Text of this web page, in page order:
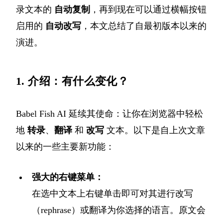
录文本的 自动复制 ，再到现在可以通过横幅按钮
启用的 自动改写 ，本文总结了自最初版本以来的
演进。
1. 介绍：有什么变化？
Babel Fish AI 延续其使命：让你在浏览器中轻松
地 转录、 翻译 和 改写 文本。以下是自上次文章
以来的一些主要新功能：
强大的右键菜单：
在选中文本上右键单击即可对其进行改写
（rephrase）或翻译为你选择的语言。原文会